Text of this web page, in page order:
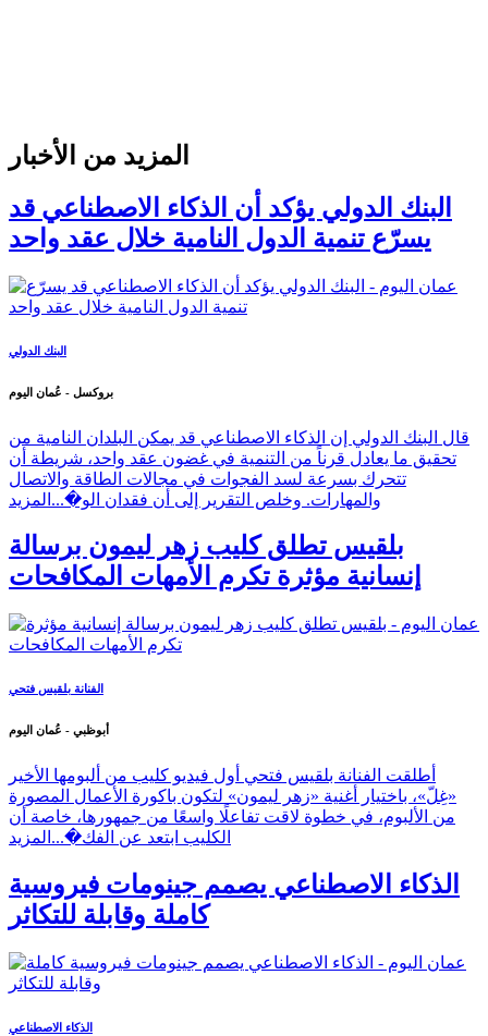
المزيد من الأخبار
البنك الدولي يؤكد أن الذكاء الاصطناعي قد
يسرّع تنمية الدول النامية خلال عقد واحد
البنك الدولي
بروكسل - عُمان اليوم
قال البنك الدولي إن الذكاء الاصطناعي قد يمكن البلدان النامية من
تحقيق ما يعادل قرناً من التنمية في غضون عقد واحد، شريطة أن
تتحرك بسرعة لسد الفجوات في مجالات الطاقة والاتصال
والمهارات. وخلص التقرير إلى أن فقدان الو�... المزيد
بلقيس تطلق كليب زهر ليمون برسالة
إنسانية مؤثرة تكرم الأمهات المكافحات
الفنانة بلقيس فتحي
أبوظبي - عُمان اليوم
أطلقت الفنانة بلقيس فتحي أول فيديو كليب من ألبومها الأخير
«غِلّ»، باختيار أغنية «زهر ليمون» لتكون باكورة الأعمال المصورة
من الألبوم، في خطوة لاقت تفاعلًا واسعًا من جمهورها، خاصة أن
الكليب ابتعد عن الفك�... المزيد
الذكاء الاصطناعي يصمم جينومات فيروسية
كاملة وقابلة للتكاثر
الذكاء الاصطناعي